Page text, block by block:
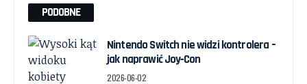
PODOBNE
Nintendo Switch nie widzi kontrolera –
jak naprawić Joy‑Con
2026-06-02